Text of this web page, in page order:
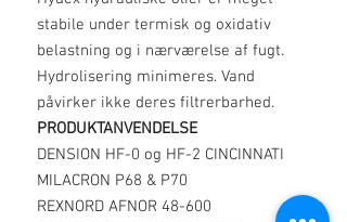
stabile under termisk og oxidativ
belastning og i nærværelse af fugt.
Hydrolisering minimeres. Vand
påvirker ikke deres filtrerbarhed.
PRODUKTANVENDELSE
DENSION HF-0 og HF-2 CINCINNATI
MILACRON P68 & P70
REXNORD AFNOR 48-600